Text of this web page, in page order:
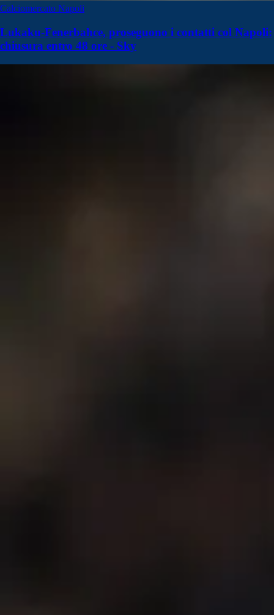
Calciomercato Napoli
Lukaku-Fenerbahce, proseguono i contatti col Napoli:
chiusura entro 48 ore - Sky